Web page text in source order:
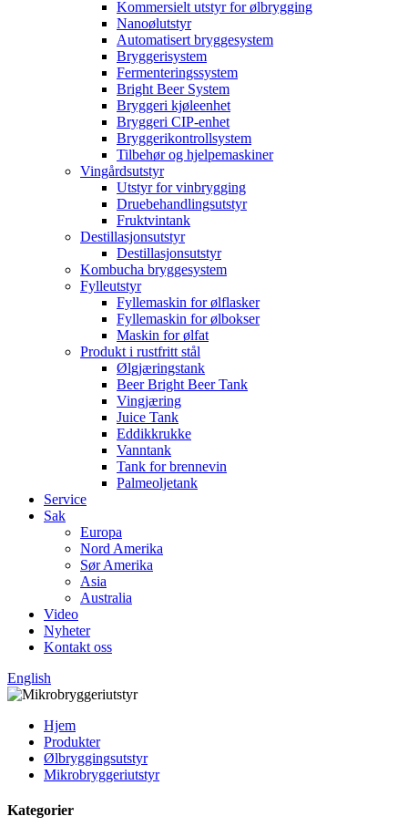
Kommersielt utstyr for ølbrygging
Nanoølutstyr
Automatisert bryggesystem
Bryggerisystem
Fermenteringssystem
Bright Beer System
Bryggeri kjøleenhet
Bryggeri CIP-enhet
Bryggerikontrollsystem
Tilbehør og hjelpemaskiner
Vingårdsutstyr
Utstyr for vinbrygging
Druebehandlingsutstyr
Fruktvintank
Destillasjonsutstyr
Destillasjonsutstyr
Kombucha bryggesystem
Fylleutstyr
Fyllemaskin for ølflasker
Fyllemaskin for ølbokser
Maskin for ølfat
Produkt i rustfritt stål
Ølgjæringstank
Beer Bright Beer Tank
Vingjæring
Juice Tank
Eddikkrukke
Vanntank
Tank for brennevin
Palmeoljetank
Service
Sak
Europa
Nord Amerika
Sør Amerika
Asia
Australia
Video
Nyheter
Kontakt oss
English
Hjem
Produkter
Ølbryggingsutstyr
Mikrobryggeriutstyr
Kategorier